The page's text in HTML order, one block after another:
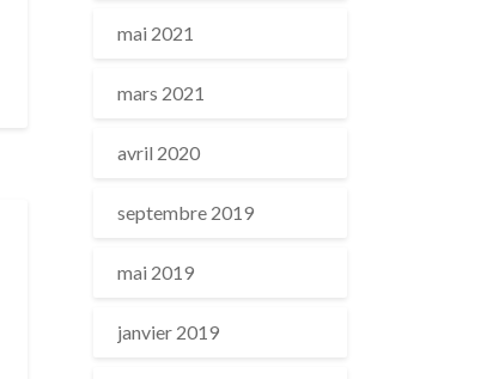
mai 2021
mars 2021
avril 2020
septembre 2019
mai 2019
janvier 2019